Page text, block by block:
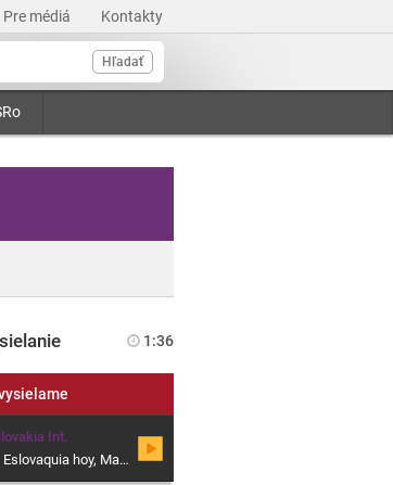
Pre médiá Kontakty
Hľadať
1:36
Int.
Eslovaquia hoy, Magazín sobre Eslovaquia